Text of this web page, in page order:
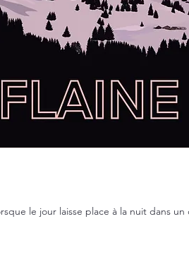
le jour laisse place à la nuit dans